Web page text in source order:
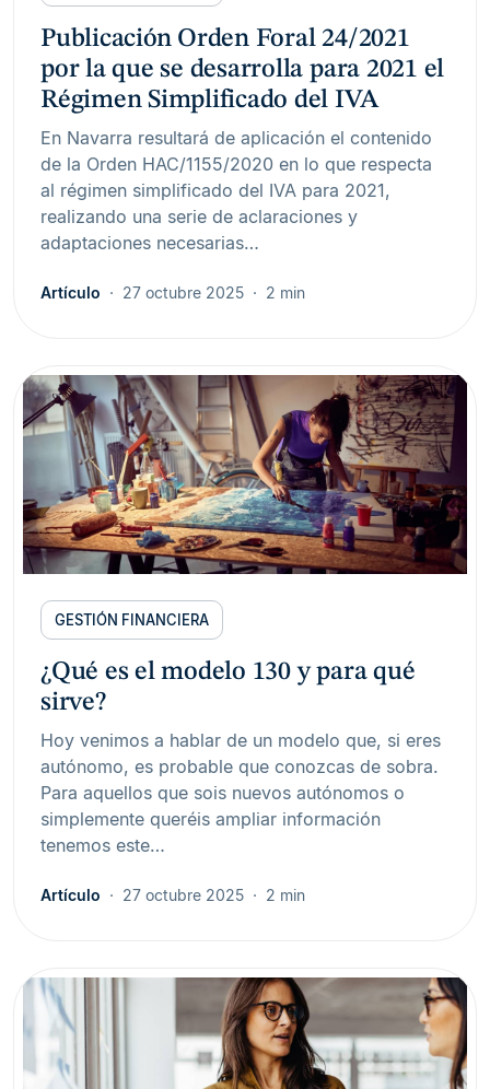
Publicación Orden Foral 24/2021
por la que se desarrolla para 2021 el
Régimen Simplificado del IVA
En Navarra resultará de aplicación el contenido
de la Orden HAC/1155/2020 en lo que respecta
al régimen simplificado del IVA para 2021,
realizando una serie de aclaraciones y
adaptaciones necesarias…
Artículo 27 octubre 2025 2 min
GESTIÓN FINANCIERA
¿Qué es el modelo 130 y para qué
sirve?
Hoy venimos a hablar de un modelo que, si eres
autónomo, es probable que conozcas de sobra.
Para aquellos que sois nuevos autónomos o
simplemente queréis ampliar información
tenemos este…
Artículo 27 octubre 2025 2 min